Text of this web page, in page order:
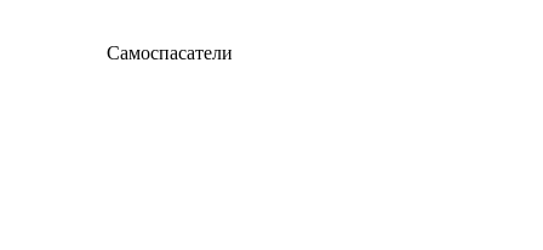
Самоспасатели